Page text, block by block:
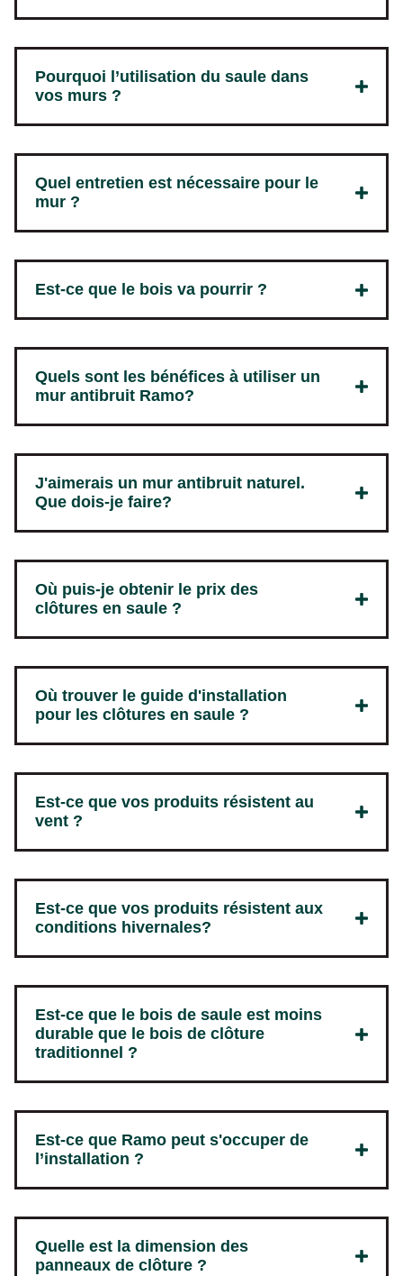
Pourquoi l’utilisation du saule dans
vos murs ?
Quel entretien est nécessaire pour le
mur ?
Est-ce que le bois va pourrir ?
Quels sont les bénéfices à utiliser un
mur antibruit Ramo?
J'aimerais un mur antibruit naturel.
Que dois-je faire?
Où puis-je obtenir le prix des
clôtures en saule ?
Où trouver le guide d'installation
pour les clôtures en saule ?
Est-ce que vos produits résistent au
vent ?
Est-ce que vos produits résistent aux
conditions hivernales?
Est-ce que le bois de saule est moins
durable que le bois de clôture
traditionnel ?
Est-ce que Ramo peut s'occuper de
l’installation ?
Quelle est la dimension des
panneaux de clôture ?